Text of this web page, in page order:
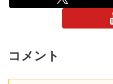
コメント